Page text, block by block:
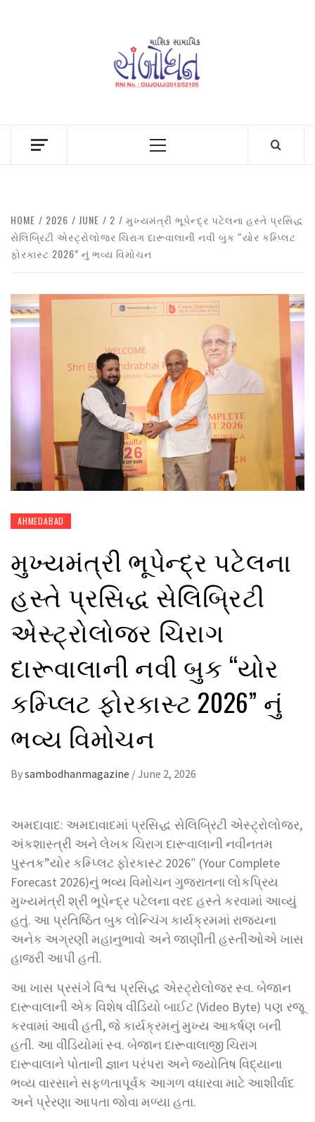
Primary
HOME 2026 JUNE 2
મુખ્યમંત્રી ભૂપેન્દ્ર પટેલના હસ્તે પ્રસિદ્ધ
સેલિબ્રિટી એસ્ટ્રોલોજર ચિરાગ દારૂવાલાની નવી બુક “યોર કમ્પ્લિટ
ફોરકાસ્ટ 2026” નું ભવ્ય વિમોચન
AHMEDABAD
મુખ્યમંત્રી ભૂપેન્દ્ર પટેલના
હસ્તે પ્રસિદ્ધ સેલિબ્રિટી
એસ્ટ્રોલોજર ચિરાગ
દારૂવાલાની નવી બુક “યોર
કમ્પ્લિટ ફોરકાસ્ટ 2026” નું
ભવ્ય વિમોચન
Bysambodhanmagazine /June 2, 2026
અમદાવાદ: અમદાવાદમાં પ્રસિદ્ધ સેલિબ્રિટી એસ્ટ્રોલોજર,
અંકશાસ્ત્રી અને લેખક ચિરાગ દારૂવાલાની નવીનતમ
પુસ્તક”યોર કમ્પ્લિટ ફોરકાસ્ટ 2026″ (Your Complete
Forecast 2026)નું ભવ્ય વિમોચન ગુજરાતના લોકપ્રિય
મુખ્યમંત્રી શ્રી ભૂપેન્દ્ર પટેલના વરદ હસ્તે કરવામાં આવ્યું
હતું. આ પ્રતિષ્ઠિત બુક લોન્ચિંગ કાર્યક્રમમાં રાજ્યના
અનેક અગ્રણી મહાનુભાવો અને જાણીતી હસ્તીઓએ ખાસ
હાજરી આપી હતી.
આ ખાસ પ્રસંગે વિશ્વ પ્રસિદ્ધ એસ્ટ્રોલોજર સ્વ. બેજાન
દારૂવાલાની એક વિશેષ વીડિયો બાઈટ (Video Byte) પણ રજૂ
કરવામાં આવી હતી, જે કાર્યક્રમનું મુખ્ય આકર્ષણ બની
હતી. આ વીડિયોમાં સ્વ. બેજાન દારૂવાલાજી ચિરાગ
દારૂવાલાને પોતાની જ્ઞાન પરંપરા અને જ્યોતિષ વિદ્યાના
ભવ્ય વારસાને સફળતાપૂર્વક આગળ વધારવા માટે આશીર્વાદ
અને પ્રેરણા આપતા જોવા મળ્યા હતા.